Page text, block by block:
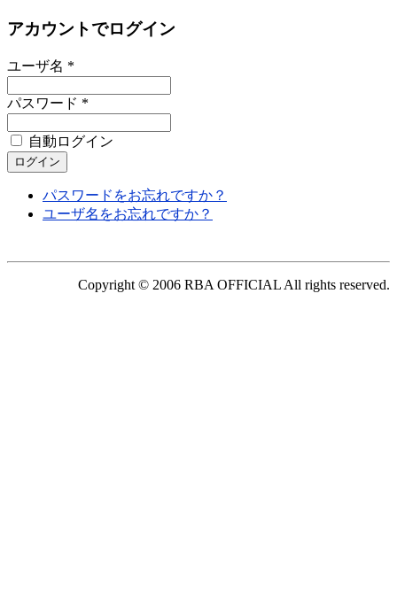
アカウントでログイン
ユーザ名 *
パスワード *
自動ログイン
パスワードをお忘れですか？
ユーザ名をお忘れですか？
Copyright © 2006 RBA OFFICIAL All rights reserved.